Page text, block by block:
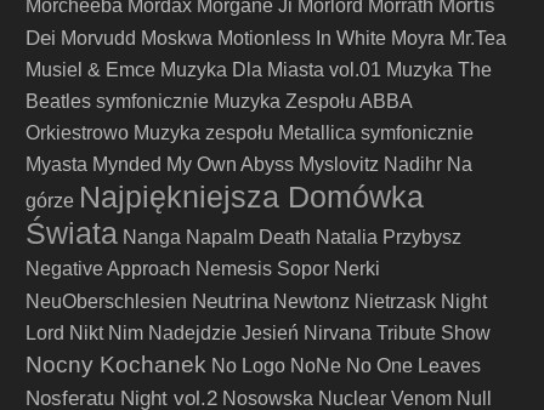
Morcheeba Mordax Morgane Ji Morlord Morrath Mortis
Dei Morvudd Moskwa Motionless In White Moyra Mr.Tea
Musiel & Emce Muzyka Dla Miasta vol.01 Muzyka The
Beatles symfonicznie Muzyka Zespołu ABBA
Orkiestrowo Muzyka zespołu Metallica symfonicznie
Myasta Mynded My Own Abyss Myslovitz Nadihr Na
górze Najpiękniejsza Domówka
Świata Nanga Napalm Death Natalia Przybysz
Negative Approach Nemesis Sopor Nerki
NeuOberschlesien Neutrina Newtonz Nietrzask Night
Lord Nikt Nim Nadejdzie Jesień Nirvana Tribute Show
Nocny Kochanek No Logo NoNe No One Leaves
Nosferatu Night vol.2 Nosowska Nuclear Venom Null